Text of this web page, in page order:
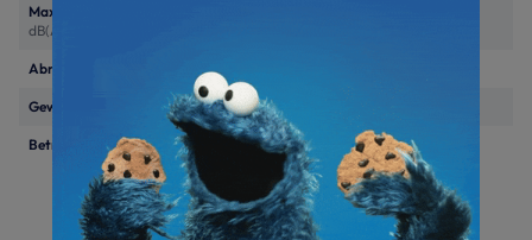
Maximaler Schallleistungspegel
dB(A)
Abmessungen (H x B x T) mm
Gewicht Außengerät kg 98
Betriebsspannung 400V/3~/50Hz